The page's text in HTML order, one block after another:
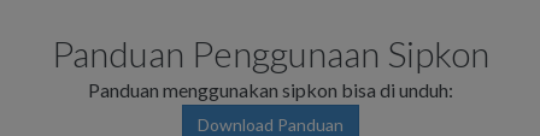
Panduan Penggunaan Sipkon
Panduan menggunakan sipkon bisa di unduh:
Download Panduan